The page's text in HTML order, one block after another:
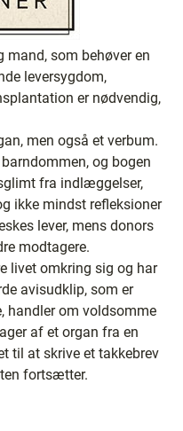
som behøver en
leversygdom,
er nødvendig,
men også et verbum.
og bogen
fra indlæggelser,
ikke mindst refleksioner
lever, mens donors
modtagere.
livet omkring sig og har
avisudklip, som er
handler om voldsomme
af et organ fra en
til at skrive et takkebrev
fortsætter.